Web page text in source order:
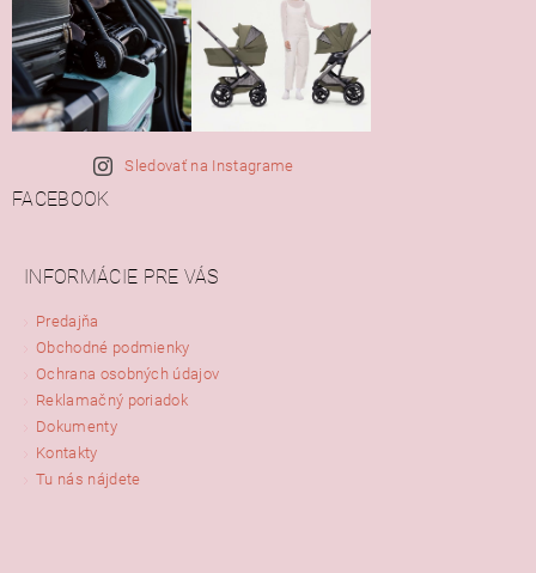
Sledovať na Instagrame
FACEBOOK
INFORMÁCIE PRE VÁS
Predajňa
Obchodné podmienky
Ochrana osobných údajov
Reklamačný poriadok
Dokumenty
Kontakty
Tu nás nájdete